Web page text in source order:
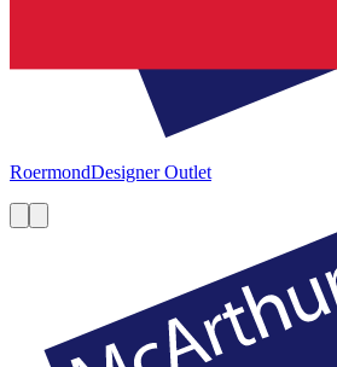
RoermondDesigner Outlet